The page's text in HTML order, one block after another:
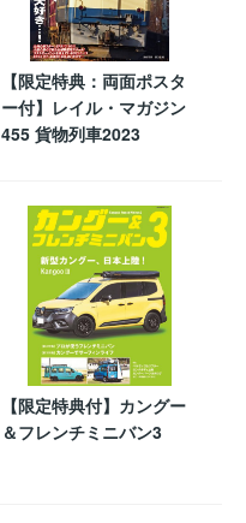
【限定特典：両面ポスタ
ー付】レイル・マガジン
455 貨物列車2023
【限定特典付】カングー
＆フレンチミニバン3